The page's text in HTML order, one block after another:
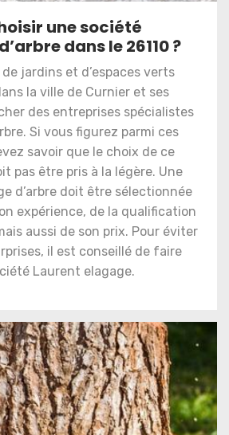
une société
dans le 26110 ?
jardins et d’espaces verts
la ville de Curnier et ses
des entreprises spécialistes
Si vous figurez parmi ces
savoir que le choix de ce
pas être pris à la légère. Une
d’arbre doit être sélectionnée
expérience, de la qualification
aussi de son prix. Pour éviter
il est conseillé de faire
Laurent elagage.